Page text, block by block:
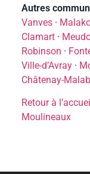
Autres
Vanves ·
Clamart ·
Robinson ·
Ville-d’Avray ·
Châtenay-
Retour à
Moulineaux